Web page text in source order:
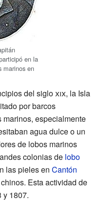
en la
marinos en
del sigloxix, la Isla
por barcos
especialmente
agua dulce o un
de lobos marinos
colonias de lobo
las pieles en Cantón
Esta actividad de
y 1807.